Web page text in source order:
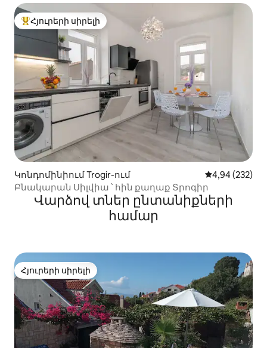
Հյուրերի սիրելի լավագույն տները
Հյուրերի սիրելի
Կոնդոմինիում Trogir-ում Միջին
4,94 (232)
Բնակարան Սիլվիա ՝ հին քաղաք Տրոգիր
Վարձով տներ ընտանիքների
համար
Հյուրերի սիրելի
Հյուրերի սիրելի